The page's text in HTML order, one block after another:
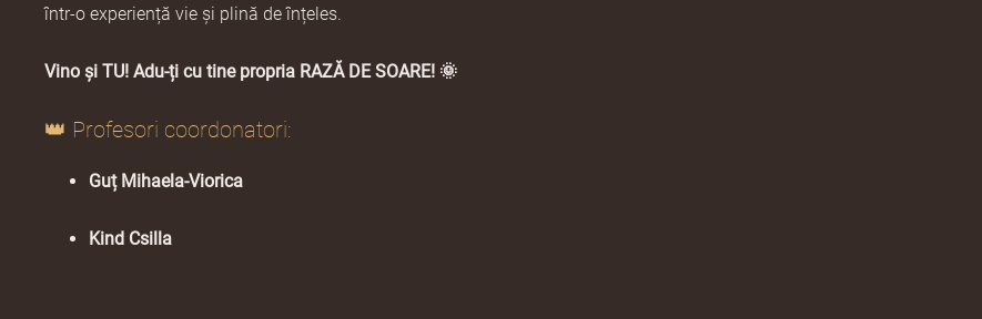
într-o experiență vie și plină de înțeles.
Vino și TU! Adu-ți cu tine propria RAZĂ DE SOARE! 🌞
👑 Profesori coordonatori:
Guț Mihaela-Viorica
Kind Csilla